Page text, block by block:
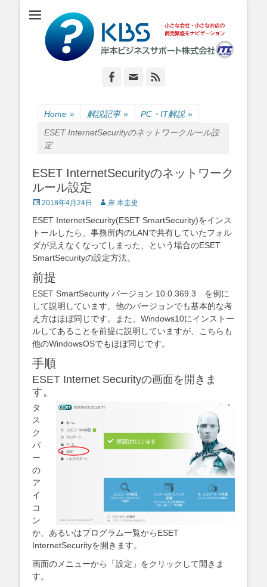
岸本ビジネスサポ
ート株式会社
小さな会社・小さなお店のIT経営をナビゲーション
Facebook
Email
Home » 解説記事 » PC・IT解説 »
ESET InternetSecurityのネットワークルール設
定
ESET InternetSecurityのネットワーク
ルール設定
Posted
2018年4月24日 Author
岸 本圭史
ESET InternetSecurity(ESET SmartSecurity)をインス
トールしたら、事務所内のLANで共有していたフォル
ダが見えなくなってしまった、という場合のESET
SmartSecurityの設定方法。
前提
ESET SmartSecurity バージョン 10.0.369.3 を例に
して説明しています。他のバージョンでも基本的な考
え方はほぼ同じです。また、Windows10にインストー
ルしてあることを前提に説明していますが、こちらも
他のWindowsOSでもほぼ同じです。
手順
ESET Internet Securityの画面を開きま
す。
タ
ス
ク
バ
ー
の
ア
イ
コ
ン
か、あるいはプログラム一覧からESET
InternetSecurityを開きます。
画面のメニューから「設定」をクリックして開きま
す。